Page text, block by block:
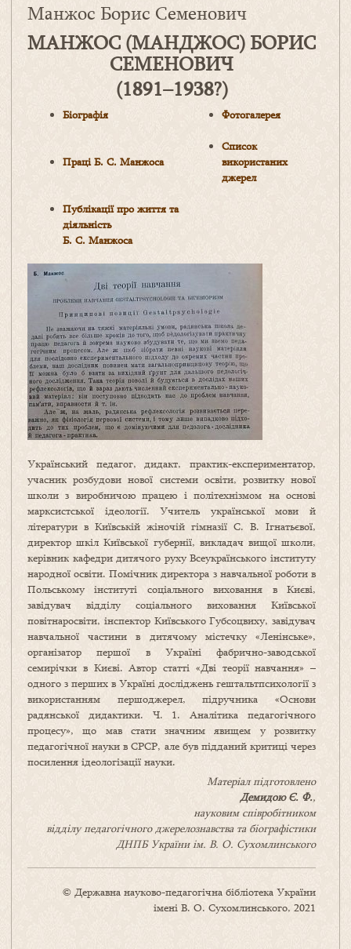
Манжос Борис Семенович
МАНЖОС (МАНДЖОС) БОРИС
СЕМЕНОВИЧ
(1891–1938?)
Біографія Фотогалерея
ПраціБ. С. Манжоса
Список
використаних
джерел
Публікації про життя та
діяльність
Б. С. Манжоса
Український педагог, дидакт, практик-експериментатор,
учасник розбудови нової системи освіти, розвитку нової
школи з виробничою працею і політехнізмом на основі
марксистської ідеології. Учитель української мови й
літератури в Київській жіночій гімназії С. В. Ігнатьєвої,
директор шкіл Київської губернії, викладач вищої школи,
керівник кафедри дитячого руху Всеукраїнського інституту
народної освіти. Помічник директора з навчальної роботи в
Польському інституті соціального виховання в Києві,
завідувач відділу соціального виховання Київської
повітнаросвіти, інспектор Київського Губсоцвиху, завідувач
навчальної частини в дитячому містечку «Ленінське»,
організатор першої в Україні фабрично-заводської
семирічки в Києві. Автор статті «Дві теорії навчання» –
одного з перших в Україні досліджень гештальтпсихології з
використанням першоджерел, підручника «Основи
радянської дидактики. Ч. 1. Аналітика педагогічного
процесу», що мав стати значним явищем у розвитку
педагогічної науки в СРСР, але був підданий критиці через
посилення ідеологізації науки.
Матеріал підготовлено
Демидою Є. Ф.,
науковим співробітником
відділу педагогічного джерелознавства та біографістики
ДНПБ України ім. В. О. Сухомлинського
© Державна науково-педагогічна бібліотека України
імені В. О. Сухомлинського, 2021